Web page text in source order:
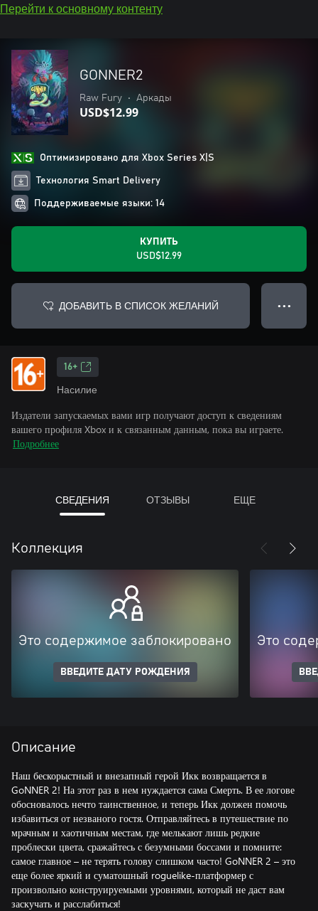
Перейти к основному контенту
GONNER2
Raw Fury • Аркады
USD$12.99
Оптимизировано для Xbox Series X|S
Технология Smart Delivery
Поддерживаемые языки: 14
КУПИТЬ
USD$12.99
ДОБАВИТЬ В СПИСОК ЖЕЛАНИЙ ● ● ●
16+
Насилие
Издатели запускаемых вами игр получают доступ к сведениям
вашего профиля Xbox и к связанным данным, пока вы играете.
Подробнее
СВЕДЕНИЯ ОТЗЫВЫ ЕЩЕ
Коллекция
Это содержимое заблокировано
ВВЕДИТЕ ДАТУ РОЖДЕНИЯ
Это
Описание
Наш бескорыстный и внезапный герой Икк возвращается в
GoNNER 2! На этот раз в нем нуждается сама Смерть. В ее логове
обосновалось нечто таинственное, и теперь Икк должен помочь
избавиться от незваного гостя. Отправляйтесь в путешествие по
мрачным и хаотичным местам, где мелькают лишь редкие
проблески цвета, сражайтесь с безумными боссами и помните:
самое главное – не терять голову слишком часто! GoNNER 2 – это
еще более яркий и суматошный roguelike-платформер с
произвольно конструируемыми уровнями, который не даст вам
заскучать и расслабиться!